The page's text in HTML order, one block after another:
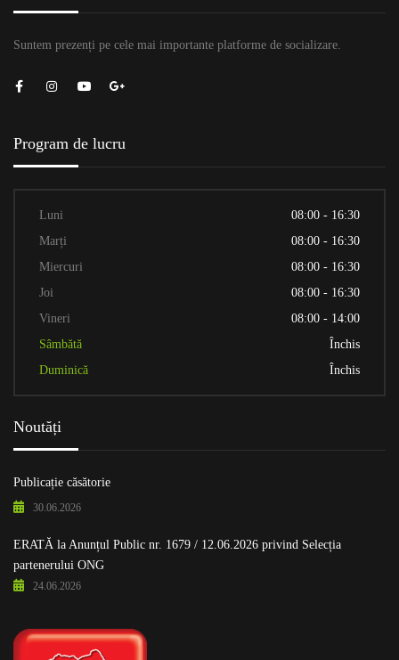
Suntem prezenți pe cele mai importante platforme de socializare.
Program de lucru
Luni
08:00 - 16:30
Marți
08:00 - 16:30
Miercuri
08:00 - 16:30
Joi
08:00 - 16:30
Vineri
08:00 - 14:00
Sâmbătă
Închis
Duminică
Închis
Noutăți
Publicație căsătorie
30.06.2026
ERATĂ la Anunțul Public nr. 1679 / 12.06.2026 privind Selecția
partenerului ONG
24.06.2026